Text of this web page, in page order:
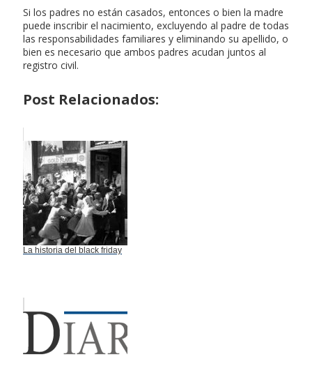
Si los padres no están casados, entonces o bien la madre
puede inscribir el nacimiento, excluyendo al padre de todas
las responsabilidades familiares y eliminando su apellido, o
bien es necesario que ambos padres acudan juntos al
registro civil.
Post Relacionados:
La historia del black friday